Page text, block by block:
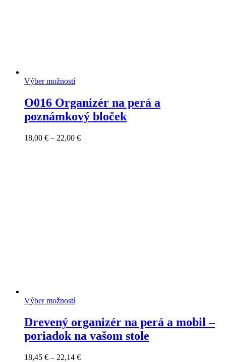
Výber možností
O016 Organizér na perá a
poznámkový bloček
18,00 € – 22,00 €Price
Výber možností
Drevený organizér na perá a mobil –
poriadok na vašom stole
18,45 € – 22,14 €Price